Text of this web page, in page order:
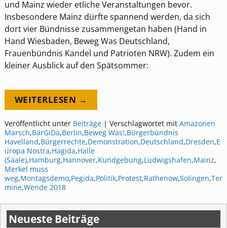
und Mainz wieder etliche Veranstaltungen bevor.
Insbesondere Mainz dürfte spannend werden, da sich
dort vier Bündnisse zusammengetan haben (Hand in
Hand Wiesbaden, Beweg Was Deutschland,
Frauenbündnis Kandel und Patrioten NRW). Zudem ein
kleiner Ausblick auf den Spätsommer:
WEITERLESEN →
Veröffentlicht unter Beiträge| Verschlagwortet mit Amazonen
Marsch,BärGiDa,Berlin,Beweg Was!,Bürgerbündnis
Havelland,Bürgerrechte,Demonstration,Deutschland,Dresden,E
uropa Nostra,Hagida,Halle
(Saale),Hamburg,Hannover,Kundgebung,Ludwigshafen,Mainz,
Merkel muss
weg,Montagsdemo,Pegida,Politik,Protest,Rathenow,Solingen,Ter
mine,Wende 2018
Neueste Beiträge